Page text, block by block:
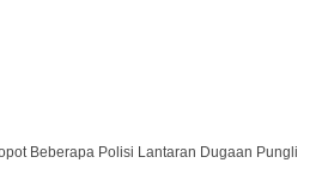
Beberapa Polisi Lantaran Dugaan Pungli